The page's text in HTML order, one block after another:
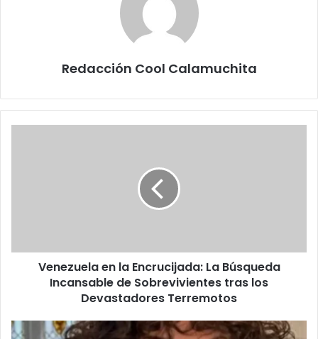
Redacción Cool Calamuchita
Sobrevivientes
Venezuela en la Encrucijada: La Búsqueda
Incansable de Sobrevivientes tras los
Devastadores Terremotos
Ernestina